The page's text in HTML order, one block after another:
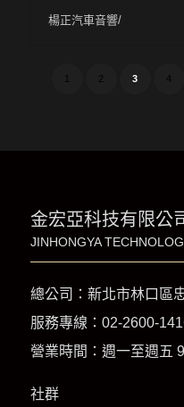
楊正汽車音響/
1 2 3 4
金宏亞科技有限公
JINHONGYA
總公司：新北市林口區
服務專線： 02-2600-
營業時間：週一至週五
社群